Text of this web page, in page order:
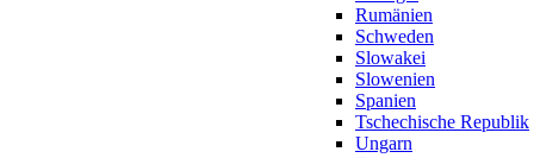
Rumänien
Schweden
Slowakei
Slowenien
Spanien
Tschechische Republik
Ungarn